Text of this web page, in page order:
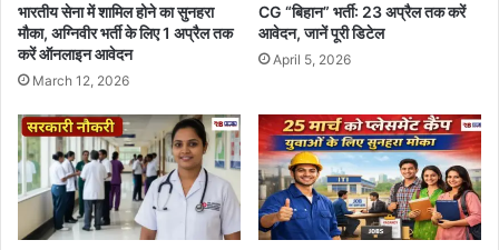
भारतीय सेना में शामिल होने का सुनहरा
मौका, अग्निवीर भर्ती के लिए 1 अप्रैल तक
करें ऑनलाइन आवेदन
March 12, 2026
CG “बिहान” भर्ती: 23 अप्रैल तक करें
आवेदन, जानें पूरी डिटेल
April 5, 2026